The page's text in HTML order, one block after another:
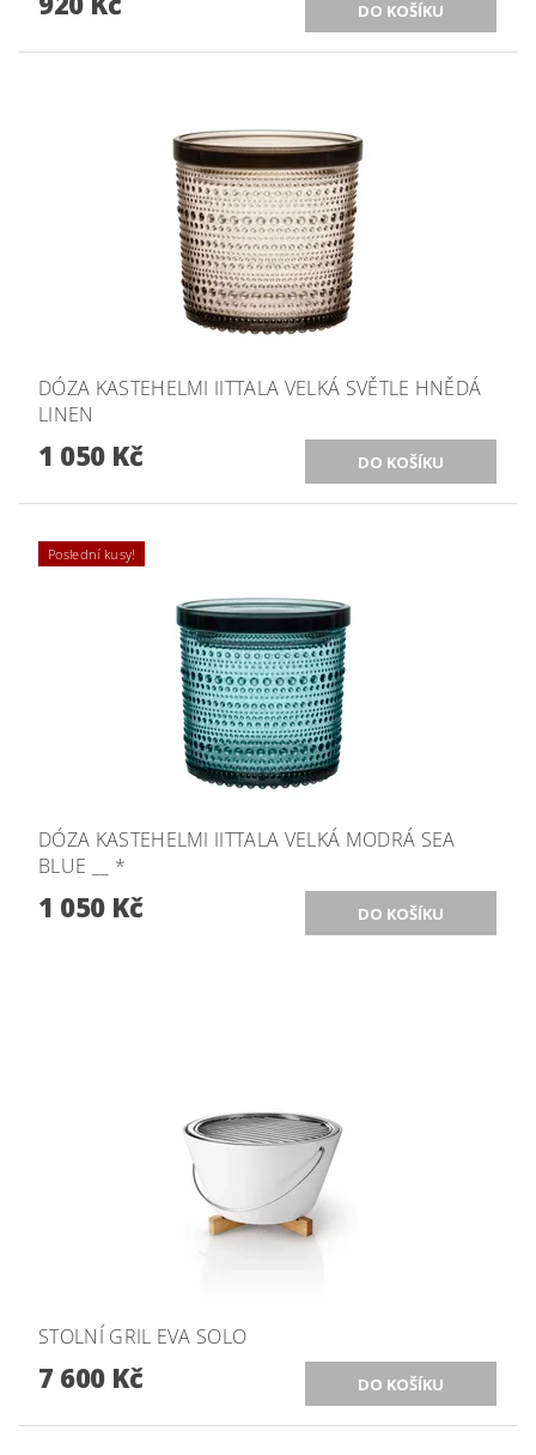
DÓZA KASTEHELMI IITTALA VELKÁ SVĚTLE HNĚDÁ
LINEN
1 050 Kč
Poslední kusy!
DÓZA KASTEHELMI IITTALA VELKÁ MODRÁ SEA
BLUE __ *
1 050 Kč
STOLNÍ GRIL EVA SOLO
7 600 Kč